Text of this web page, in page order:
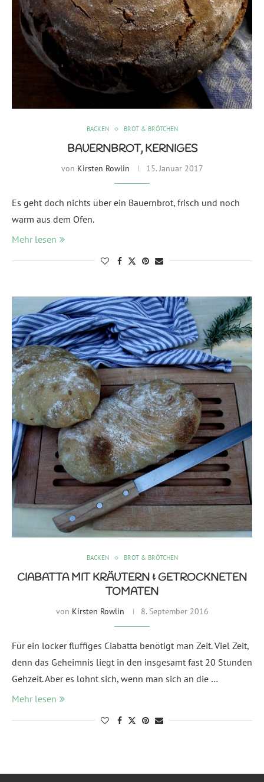
BACKEN BROT & BRÖTCHEN
BAUERNBROT, KERNIGES
von Kirsten Rowlin 15. Januar 2017
Es geht doch nichts über ein Bauernbrot, frisch und noch
warm aus dem Ofen.
Mehr lesen
BACKEN BROT & BRÖTCHEN
CIABATTA MIT KRÄUTERN & GETROCKNETEN
TOMATEN
von Kirsten Rowlin 8. September 2016
Für ein locker fluffiges Ciabatta benötigt man Zeit. Viel Zeit,
denn das Geheimnis liegt in den insgesamt fast 20 Stunden
Gehzeit. Aber es lohnt sich, wenn man sich an die …
Mehr lesen